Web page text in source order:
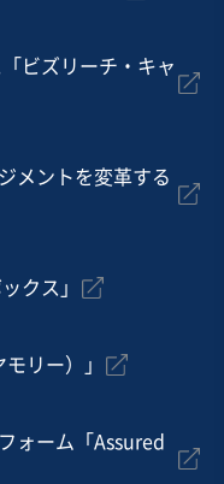
ビズリーチ・キャ
メントを変革する
クス」
リー）」
ォーム「Assured